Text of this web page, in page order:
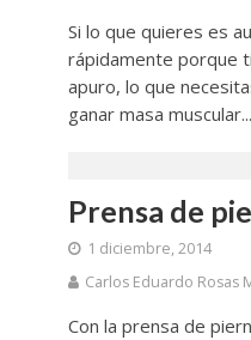
Si lo que quieres es
rápidamente porque
apuro, lo que
ganar masa muscular...
Prensa de
1 diciembre, 2014
Carlos Eduardo Rosas
Con la prensa de